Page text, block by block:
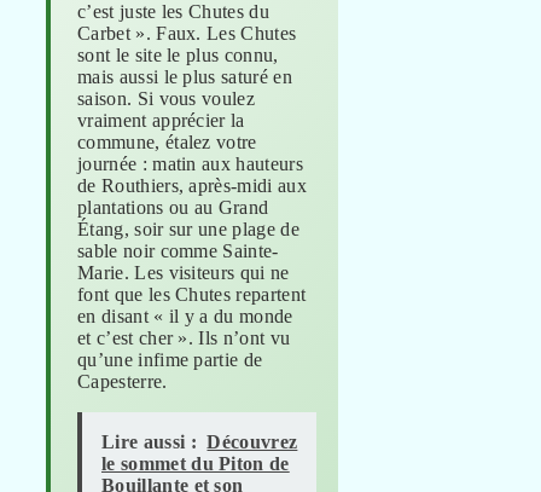
c’est juste les Chutes du
Carbet ». Faux. Les Chutes
sont le site le plus connu,
mais aussi le plus saturé en
saison. Si vous voulez
vraiment apprécier la
commune, étalez votre
journée : matin aux hauteurs
de Routhiers, après-midi aux
plantations ou au Grand
Étang, soir sur une plage de
sable noir comme Sainte-
Marie. Les visiteurs qui ne
font que les Chutes repartent
en disant « il y a du monde
et c’est cher ». Ils n’ont vu
qu’une infime partie de
Capesterre.
Lire aussi : Découvrez
le sommet du Piton de
Bouillante et son